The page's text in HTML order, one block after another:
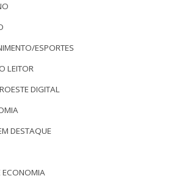
ESPORTES
LEITOR
DIGITAL
DESTAQUE
ECONOMIA